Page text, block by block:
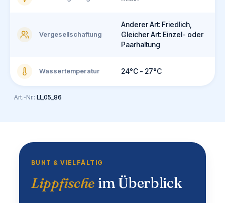
Vergesellschaftung
Anderer Art: Friedlich,
Gleicher Art: Einzel- oder
Paarhaltung
Wassertemperatur 24°C - 27°C
Art.-Nr.: LI_05_86
BUNT & VIELFÄLTIG
Lippfische im Überblick